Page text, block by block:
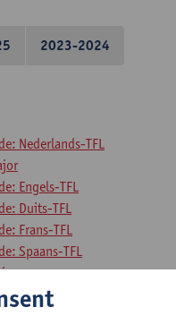
2023-2024
Nederlands-TFL
Engels-TFL
Duits-TFL
Frans-TFL
Spaans-TFL